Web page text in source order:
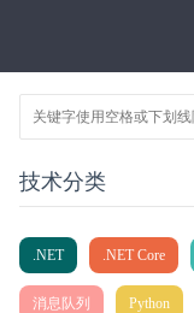
技术分类
.NET .NET Core
消息队列 Python